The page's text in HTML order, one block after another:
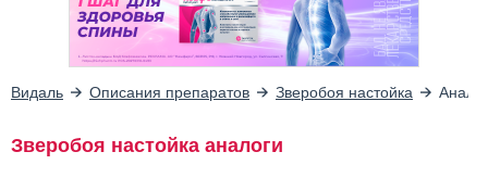
Видаль Описания препаратов Зверобоя настойка
Зверобоя настойка аналоги